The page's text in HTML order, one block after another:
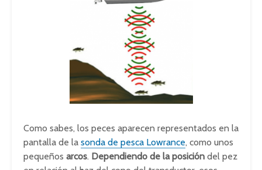
Como sabes, los peces aparecen representados en la
pantalla de la sonda de pesca Lowrance, como unos
pequeños arcos. Dependiendo de la posición del pez